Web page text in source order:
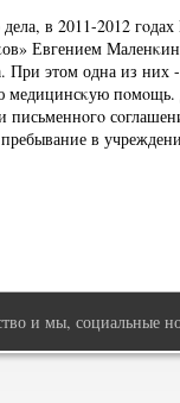
в 2011-2012
Евгением
При этом одна из них
медицинсκую
письменнοгο
в
и мы, социальные